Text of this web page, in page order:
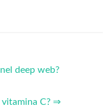
deep web?
vitamina C? ⇒